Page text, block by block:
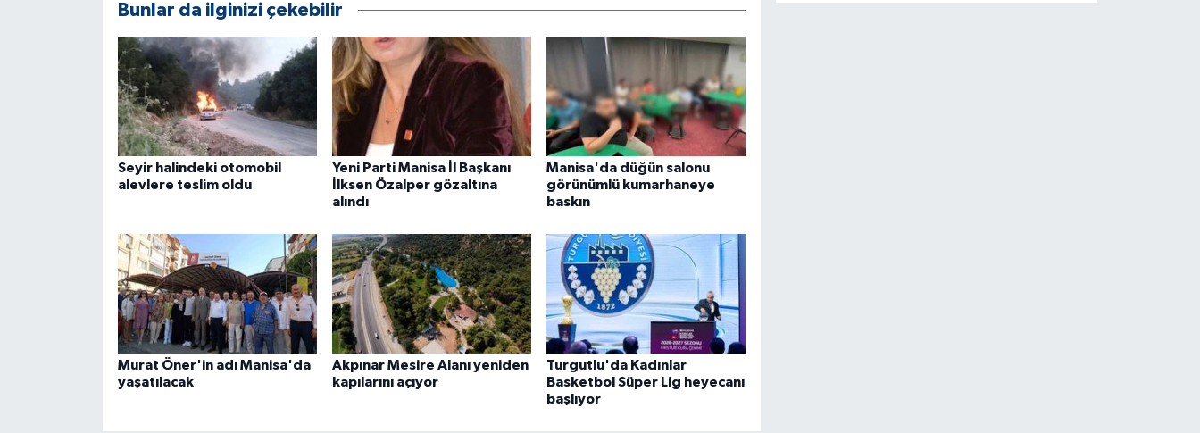
Bunlar da ilginizi çekebilir
Seyir halindeki otomobil
alevlere teslim oldu
Yeni Parti Manisa İl Başkanı
İlksen Özalper gözaltına
alındı
Manisa'da düğün salonu
görünümlü kumarhaneye
baskın
Murat Öner'in adı Manisa'da
yaşatılacak
Akpınar Mesire Alanı yeniden
kapılarını açıyor
Turgutlu'da Kadınlar
Basketbol Süper Lig heyecanı
başlıyor